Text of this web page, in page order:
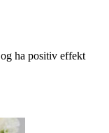
ha positiv effekt